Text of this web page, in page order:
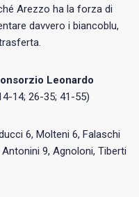
Arezzo ha la forza di
davvero i biancoblu,
Leonardo
14; 26-35; 41-55)
6, Molteni 6, Falaschi
9, Agnoloni, Tiberti